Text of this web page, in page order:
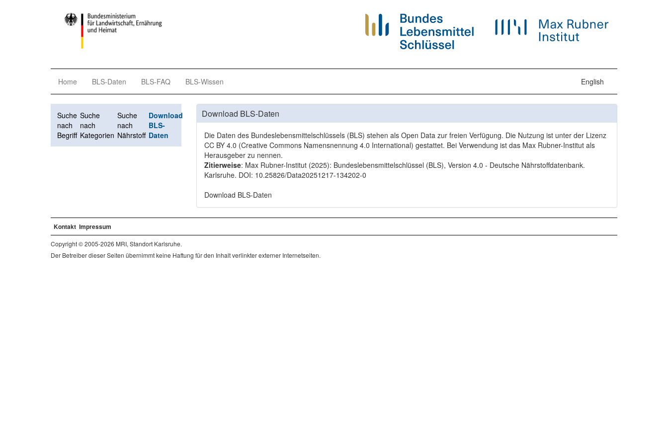
Home BLS-Daten BLS-FAQ BLS-Wissen English
Suche
nach
Begriff
Suche
nach
Kategorien
Suche
nach
Nährstoff
Download
BLS-
Daten
Download BLS-Daten
Die Daten des Bundeslebensmittelschlüssels (BLS) stehen als Open Data zur freien Verfügung. Die Nutzung ist unter der Lizenz
CC BY 4.0 (Creative Commons Namensnennung 4.0 International) gestattet. Bei Verwendung ist das Max Rubner-Institut als
Herausgeber zu nennen.
Zitierweise: Max Rubner-Institut (2025): Bundeslebensmittelschlüssel (BLS), Version 4.0 - Deutsche Nährstoffdatenbank.
Karlsruhe. DOI: 10.25826/Data20251217-134202-0
Download BLS-Daten
Kontakt Impressum
Copyright © 2005-2026 MRI, Standort Karlsruhe.
Der Betreiber dieser Seiten übernimmt keine Haftung für den Inhalt verlinkter externer Internetseiten.